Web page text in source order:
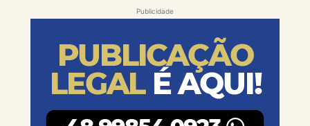
Publicidade